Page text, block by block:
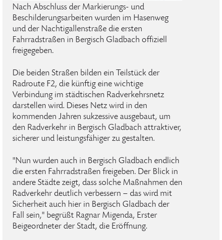
Nach Abschluss der Markierungs- und
Beschilderungsarbeiten wurden im Hasenweg
und der Nachtigallenstraße die ersten
Fahrradstraßen in Bergisch Gladbach offiziell
freigegeben.
Die beiden Straßen bilden ein Teilstück der
Radroute F2, die künftig eine wichtige
Verbindung im städtischen Radverkehrsnetz
darstellen wird. Dieses Netz wird in den
kommenden Jahren sukzessive ausgebaut, um
den Radverkehr in Bergisch Gladbach attraktiver,
sicherer und leistungsfähiger zu gestalten.
"Nun wurden auch in Bergisch Gladbach endlich
die ersten Fahrradstraßen freigeben. Der Blick in
andere Städte zeigt, dass solche Maßnahmen den
Radverkehr deutlich verbessern – das wird mit
Sicherheit auch hier in Bergisch Gladbach der
Fall sein," begrüßt Ragnar Migenda, Erster
Beigeordneter der Stadt, die Eröffnung.